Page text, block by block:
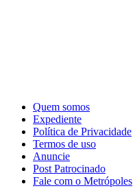
Quem somos
Expediente
Política de Privacidade
Termos de uso
Anuncie
Post Patrocinado
Fale com o Metrópoles